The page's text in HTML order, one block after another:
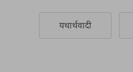
यथार्थवादी